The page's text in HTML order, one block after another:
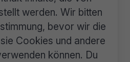
werden. Wir bitten
bevor wir die
Cookies und andere
können. Du